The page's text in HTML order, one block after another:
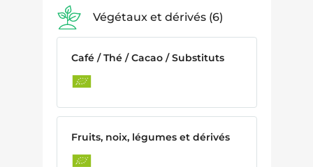
Végétaux et dérivés 6
Café / Thé / Cacao / Substituts
Fruits, noix, légumes et dérivés